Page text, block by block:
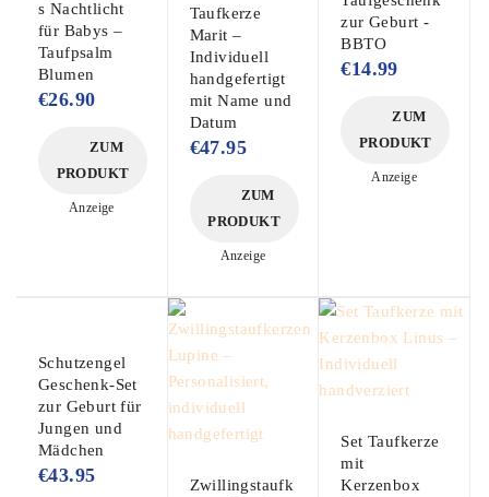
s Nachtlicht
für Babys –
Taufpsalm
Blumen
€26.90
ZUM
PRODUKT
Anzeige
Taufkerze
Marit –
Individuell
handgefertigt
mit Name und
Datum
€47.95
ZUM
PRODUKT
Anzeige
zur Geburt -
BBTO
€14.99
ZUM
PRODUKT
Anzeige
Schutzengel
Geschenk-Set
zur Geburt für
Jungen und
Mädchen
€43.95
Zwillingstaufk
Set Taufkerze
mit
Kerzenbox